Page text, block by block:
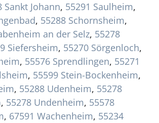
Sankt Johann, 55291 Saulheim,
, 55288 Schornsheim,
an der Selz, 55278
Siefersheim, 55270 Sörgenloch,
, 55576 Sprendlingen, 55271
, 55599 Stein-Bockenheim,
, 55288 Udenheim, 55278
, 55278 Undenheim, 55578
, 67591 Wachenheim, 55234